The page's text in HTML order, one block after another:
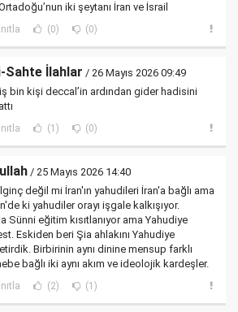
iki şeytanı İran ve İsrail
(0) (0)
Sahte İlahlar / 26 Mayıs 2026 09:49
bin kişi deccal’in ardından gider hadisini
(1) (0)
/ 25 Mayıs 2026 14:40
değil mi İran'ın yahudileri İran'a bağlı ama
ki yahudiler orayı işgale kalkışıyor.
Sünni eğitim kısıtlanıyor ama Yahudiye
Eskiden beri Şia ahlakını Yahudiye
Birbirinin aynı dinine mensup farklı
bağlı iki aynı akım ve ideolojik kardeşler.
(2) (1)